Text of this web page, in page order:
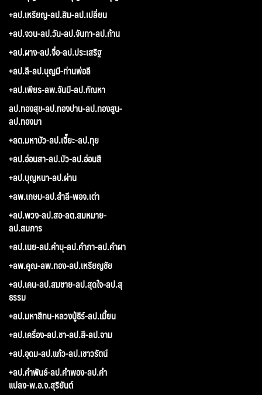
+ลป.เหรียญ-ลป.สิม-ลป.เปลี่ยน
+ลป.จวน-ลป.วัน-ลป.จันทา-ลป.ก้าน
+ลป.ผาง-ลป.จื่อ-ลป.ประเสริฐ
+ลป.ลี-ลป.บุญมี-ท่านพ่อลี
+ลป.เพียร-ลพ.จันมี-ลป.กัณหา
ลป.ทองสุข-ลป.ทองปาน-ลป.ทองสูน-
ลป.ทองมา
+ลต.มหาบัว-ลป.เจี๊ยะ-ลป.ทุย
+ลป.อ่อนสา-ลป.บัว-ลป.อ่อนสี
+ลป.บุญหนา-ลป.ผ่าน
+ลพ.เกษม-ลป.สำลี-พอจ.เต่า
+ลป.พวง-ลป.สอ-ลต.สมหมาย-
ลป.สมภาร
+ลป.เนย-ลป.คำบุ-ลป.คำภา-ลป.คำผา
+ลพ.คูณ-ลพ.ทอง-ลป.เหรียญชัย
+ลป.เคน-ลป.สมชาย-ลป.สุดใจ-ลป.สุ
ธรรม
+ลป.มหาสีทน-หลวงปู่ธีร์-ลป.เมี้ยน
+ลป.เครื่อง-ลป.ชา-ลป.สี-ลป.จาม
+ลป.อุดม-ลป.แก้ว-ลป.เชาวรัตน์
+ลป.คำพันธ์-ลป.คำพอง-ลป.คำ
แปลง-พ.อ.จ.สุริยันต์